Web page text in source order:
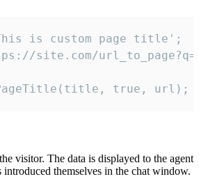
is custom page title';
site.com/
true, url);
visitor. The data is displayed to the agent
themselves in the chat window.